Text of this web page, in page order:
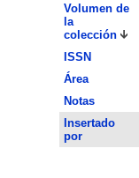
Volumen de
la
colección
ISSN
Área
Notas
Insertado
por